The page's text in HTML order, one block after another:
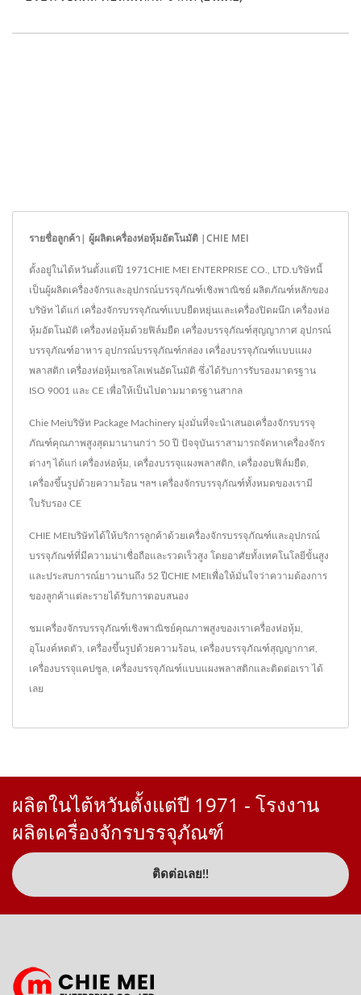
รายชื่อลูกค้า| ผู้ผลิตเครื่องห่อหุ้มอัตโนมัติ |CHIE MEI
ตั้งอยู่ในไต้หวันตั้งแต่ปี 1971CHIE MEI ENTERPRISE CO., LTD.บริษัทนี้
เป็นผู้ผลิตเครื่องจักรและอุปกรณ์บรรจุภัณฑ์เชิงพาณิชย์ ผลิตภัณฑ์หลักของ
บริษัท ได้แก่ เครื่องจักรบรรจุภัณฑ์แบบยืดหยุ่นและเครื่องปิดผนึก เครื่องห่อ
หุ้มอัตโนมัติ เครื่องห่อหุ้มด้วยฟิล์มยืด เครื่องบรรจุภัณฑ์สุญญากาศ อุปกรณ์
บรรจุภัณฑ์อาหาร อุปกรณ์บรรจุภัณฑ์กล่อง เครื่องบรรจุภัณฑ์แบบแผง
พลาสติก เครื่องห่อหุ้มเซลโลเฟนอัตโนมัติ ซึ่งได้รับการรับรองมาตรฐาน
ISO 9001 และ CE เพื่อให้เป็นไปตามมาตรฐานสากล
Chie Meiบริษัท Package Machinery มุ่งมั่นที่จะนำเสนอเครื่องจักรบรรจุ
ภัณฑ์คุณภาพสูงสุดมานานกว่า 50 ปี ปัจจุบันเราสามารถจัดหาเครื่องจักร
ต่างๆ ได้แก่ เครื่องห่อหุ้ม, เครื่องบรรจุแผงพลาสติก, เครื่องอบฟิล์มยืด,
เครื่องขึ้นรูปด้วยความร้อน ฯลฯ เครื่องจักรบรรจุภัณฑ์ทั้งหมดของเรามี
ใบรับรอง CE
CHIE MEIบริษัทได้ให้บริการลูกค้าด้วยเครื่องจักรบรรจุภัณฑ์และอุปกรณ์
บรรจุภัณฑ์ที่มีความน่าเชื่อถือและรวดเร็วสูง โดยอาศัยทั้งเทคโนโลยีขั้นสูง
และประสบการณ์ยาวนานถึง 52 ปีCHIE MEIเพื่อให้มั่นใจว่าความต้องการ
ของลูกค้าแต่ละรายได้รับการตอบสนอง
ชมเครื่องจักรบรรจุภัณฑ์เชิงพาณิชย์คุณภาพสูงของเราเครื่องห่อหุ้ม
อุโมงค์หดตัว เครื่องขึ้นรูปด้วยความร้อน เครื่องบรรจุภัณฑ์สุญญากาศ
เครื่องบรรจุแคปซูล เครื่องบรรจุภัณฑ์แบบแผงพลาสติกและติดต่อเรา ได้
เลย
ผลิตในไต้หวันตั้งแต่ปี 1971 - โรงงาน
ผลิตเครื่องจักรบรรจุภัณฑ์
ติดต่อเลย!!